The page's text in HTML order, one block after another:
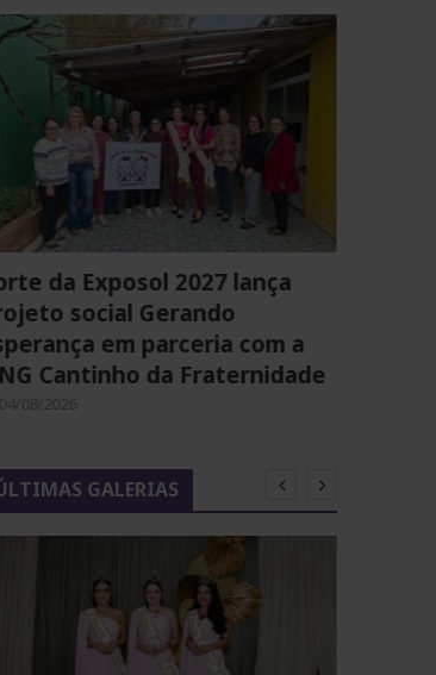
da Exposol 2027 lança
social Gerando
em parceria com a
Cantinho da Fraternidade
04/08/2026
GALERIAS